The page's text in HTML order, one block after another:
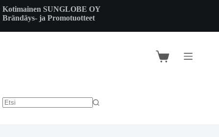
to
content
Kotimainen SUNGLOBE OY
Brändäys- ja Promotuotteet
Shopping